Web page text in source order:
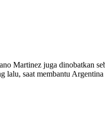
Martinez juga dinobatkan
lalu, saat membantu